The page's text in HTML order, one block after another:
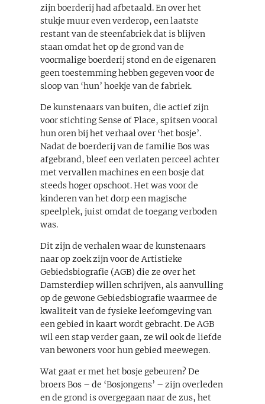
zijn boerderij had afbetaald. En over het
stukje muur even verderop, een laatste
restant van de steenfabriek dat is blijven
staan omdat het op de grond van de
voormalige boerderij stond en de eigenaren
geen toestemming hebben gegeven voor de
sloop van ‘hun’ hoekje van de fabriek.
De kunstenaars van buiten, die actief zijn
voor stichting Sense of Place, spitsen vooral
hun oren bij het verhaal over ‘het bosje’.
Nadat de boerderij van de familie Bos was
afgebrand, bleef een verlaten perceel achter
met vervallen machines en een bosje dat
steeds hoger opschoot. Het was voor de
kinderen van het dorp een magische
speelplek, juist omdat de toegang verboden
was.
Dit zijn de verhalen waar de kunstenaars
naar op zoek zijn voor de Artistieke
Gebiedsbiografie (AGB) die ze over het
Damsterdiep willen schrijven, als aanvulling
op de gewone Gebiedsbiografie waarmee de
kwaliteit van de fysieke leefomgeving van
een gebied in kaart wordt gebracht. De AGB
wil een stap verder gaan, ze wil ook de liefde
van bewoners voor hun gebied meewegen.
Wat gaat er met het bosje gebeuren? De
broers Bos – de ‘Bosjongens’ – zijn overleden
en de grond is overgegaan naar de zus, het